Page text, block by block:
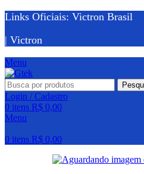
Links Oficiais: Victron Brasil
| Victron
Menu
Login / Cadastro
0 itens R$ 0,00
Menu
0 itens R$ 0,00